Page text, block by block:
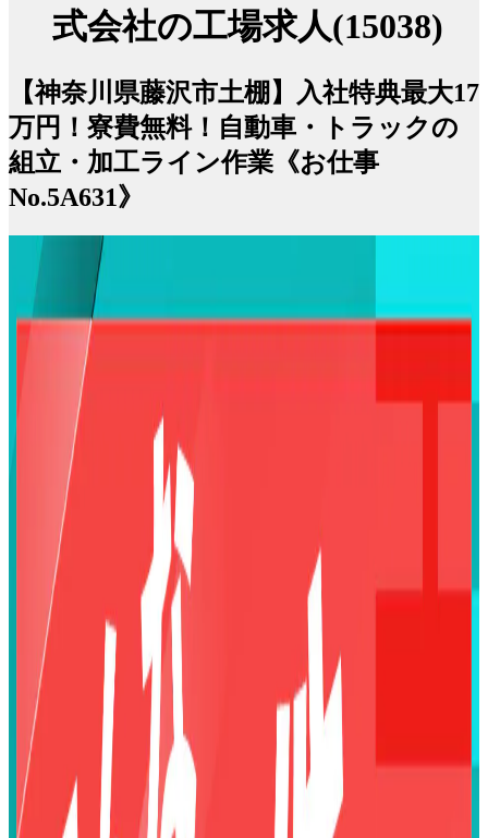
式会社の工場求人(15038)
【神奈川県藤沢市土棚】入社特典最大17
万円！寮費無料！自動車・トラックの
組立・加工ライン作業《お仕事
No.5A631》